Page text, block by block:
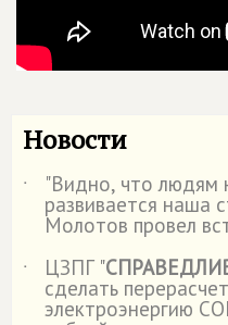
Новости
˙ "Видно, что людям
развивается наша
Молотов провел
˙
ЦЗПГ "
сделать
электроэнергию